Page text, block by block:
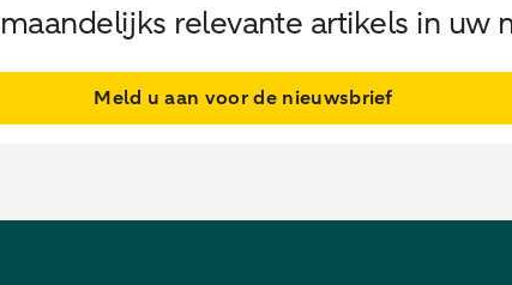
relevante artikels in uw
Meld u aan voor de nieuwsbrief